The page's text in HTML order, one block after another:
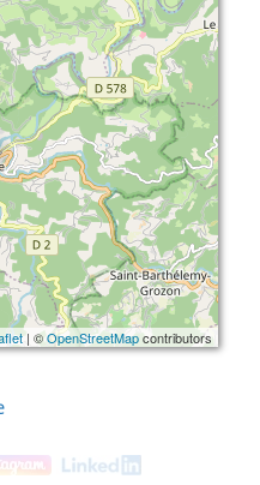
| ©OpenStreetMapcontributors